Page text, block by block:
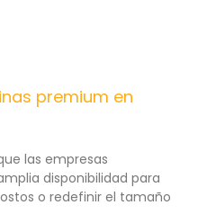
premium en
las empresas
disponibilidad para
o redefinir el tamaño